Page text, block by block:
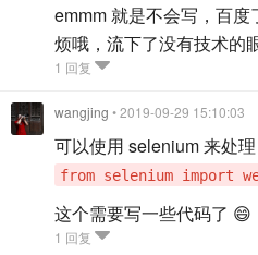
emmm 就是不会写，百
烦哦，流下了没有技术的
1 回复
wangjing • 2019-09-29 15:10:03
可以使用 selenium 来处
from selenium import
这个需要写一些代码了 😄
1 回复